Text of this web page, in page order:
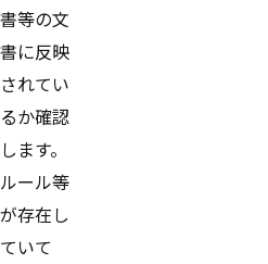
書等の文
書に反映
されてい
るか確認
します。
ルール等
が存在し
ていて